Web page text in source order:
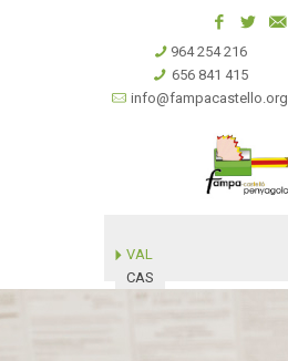
964 254 216
656 841 415
info@fampacastello.org
VAL
CAS